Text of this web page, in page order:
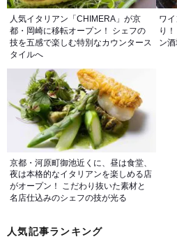
人気イタリアン「CHIMERA」が京
都・岡崎に移転オープン！ シェフの
技を五感で楽しむ特別なカウンタース
タイルへ
ワ
り
ン
京都・河原町御池近くに、昼は食堂、
夜は本格的なイタリアンを楽しめる店
がオープン！ こだわり抜いた素材と
名店仕込みのシェフの技が光る
人気記事ランキング